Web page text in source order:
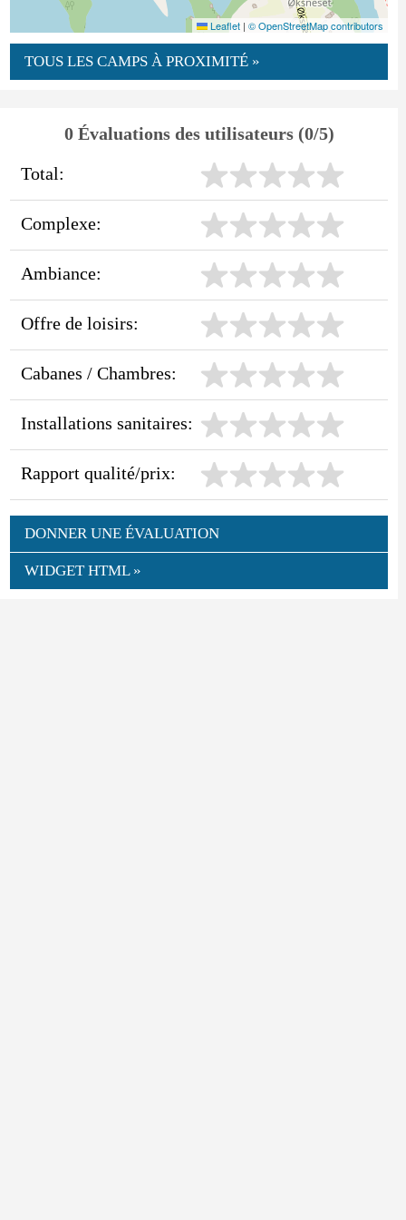
Leaflet | © OpenStreetMap contributors
TOUS LES CAMPS À PROXIMITÉ »
0 Évaluations des utilisateurs (0/5)
Total:
Complexe:
Ambiance:
Offre de loisirs:
Cabanes / Chambres:
Installations sanitaires:
Rapport qualité/prix:
DONNER UNE ÉVALUATION
WIDGET HTML »